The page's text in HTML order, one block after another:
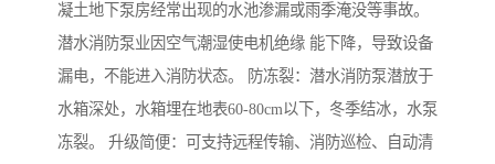
凝土地下泵房经常出现的水池渗漏或雨季淹没等事故。
潜水消防泵业因空气潮湿使电机绝缘 能下降，导致设备
漏电，不能进入消防状态。 防冻裂：潜水消防泵潜放于
水箱深处，水箱埋在地表60-80cm以下，冬季结冰，水泵
冻裂。 升级简便：可支持远程传输、消防巡检、自动清